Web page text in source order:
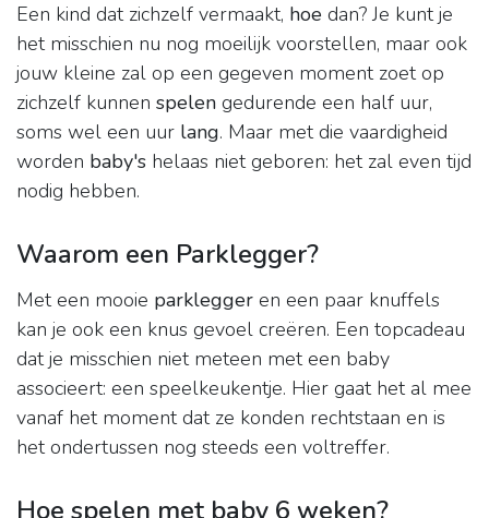
Een kind dat zichzelf vermaakt, hoe dan? Je kunt je
het misschien nu nog moeilijk voorstellen, maar ook
jouw kleine zal op een gegeven moment zoet op
zichzelf kunnen spelen gedurende een half uur,
soms wel een uur lang. Maar met die vaardigheid
worden baby's helaas niet geboren: het zal even tijd
nodig hebben.
Waarom een Parklegger?
Met een mooie parklegger en een paar knuffels
kan je ook een knus gevoel creëren. Een topcadeau
dat je misschien niet meteen met een baby
associeert: een speelkeukentje. Hier gaat het al mee
vanaf het moment dat ze konden rechtstaan en is
het ondertussen nog steeds een voltreffer.
Hoe spelen met baby 6 weken?